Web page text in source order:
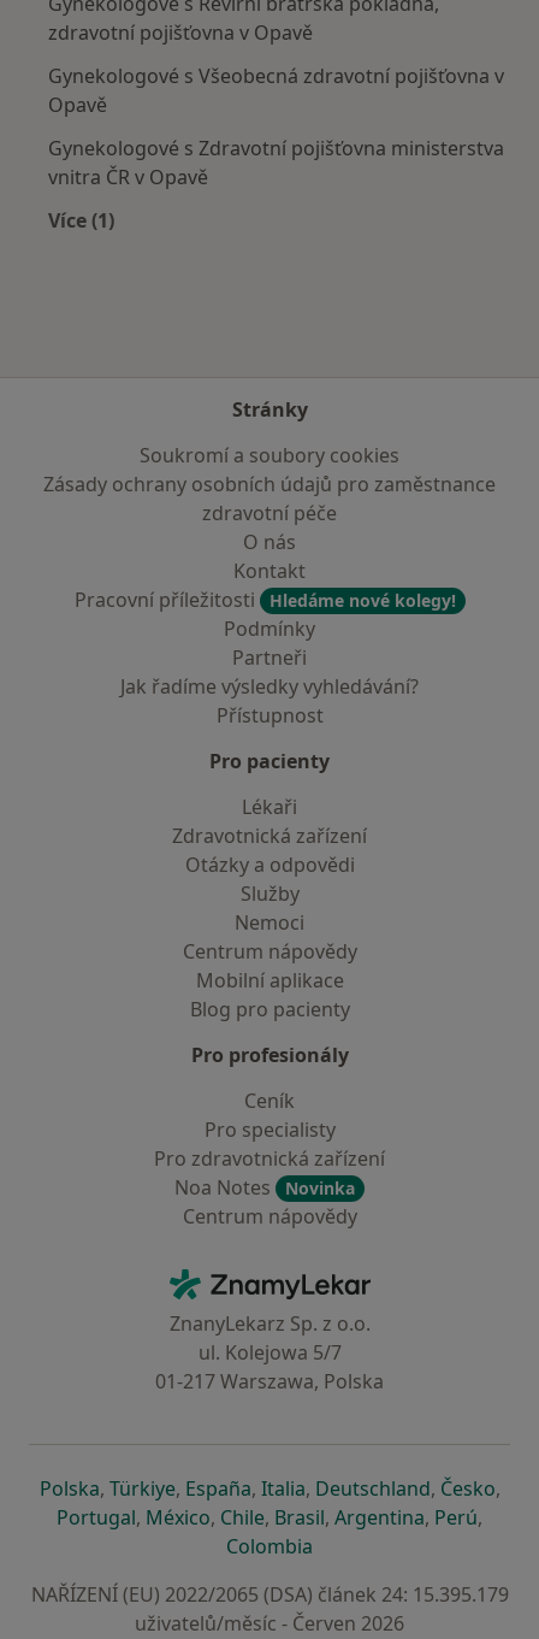
zdravotní pojišťovna v Opavě
Gynekologové s Všeobecná zdravotní pojišťovna v
Opavě
Gynekologové s Zdravotní pojišťovna ministerstva
vnitra ČR v Opavě
Více (1)
Stránky
Soukromí a soubory cookies
Zásady ochrany osobních údajů pro zaměstnance
zdravotní péče
O nás
Kontakt
Pracovní příležitosti
Hledáme nové kolegy!
Podmínky
Partneři
Jak řadíme výsledky vyhledávání?
Přístupnost
Pro pacienty
Lékaři
Zdravotnická zařízení
Otázky a odpovědi
Služby
Nemoci
Centrum nápovědy
Mobilní aplikace
Blog pro pacienty
Pro profesionály
Ceník
Pro specialisty
Pro zdravotnická zařízení
Noa Notes
Novinka
Centrum nápovědy
ZnamyLekar - Hlavní stránka
ZnanyLekarz Sp. z o.o.
ul. Kolejowa 5/7
01-217 Warszawa, Polska
Polskase otevře v nové záložce
, Türkiyese otevře v nové záložce
, Españase otevře v nové záložce
, Italiase otevře v nové záložce
, Deutschlandse otevře v
, Českose
,
Portugalse otevře v nové záložce
, Méxicose otevře v nové záložce
, Chilese otevře v nové záložce
, Brasilse otevře v nové
, Argentinase otevře v
, Perúse
,
Colombia
NAŘÍZENÍ (EU) 2022/2065 (DSA) článek 24: 15.395.179
uživatelů/měsíc - Červen 2026